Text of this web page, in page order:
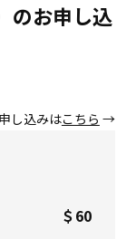
のお申し込
し込みはこちら →
＄60